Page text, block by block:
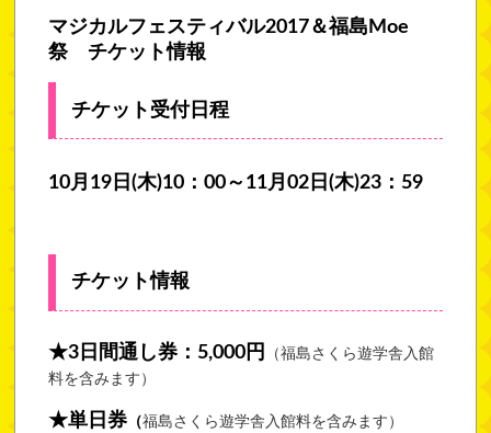
マジカルフェスティバル2017＆福島Moe
祭 チケット情報
チケット受付日程
10月19日(木)10：00～11月02日(木)23：59
チケット情報
★3日間通し券：5,000円
（福島さくら遊学舎入館
料を含みます）
★単日券（福島さくら遊学舎入館料を含みます）